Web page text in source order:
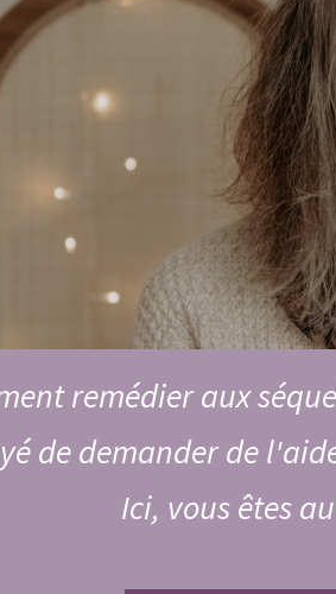
remédier aux
de demander de
Ici, vous êtes